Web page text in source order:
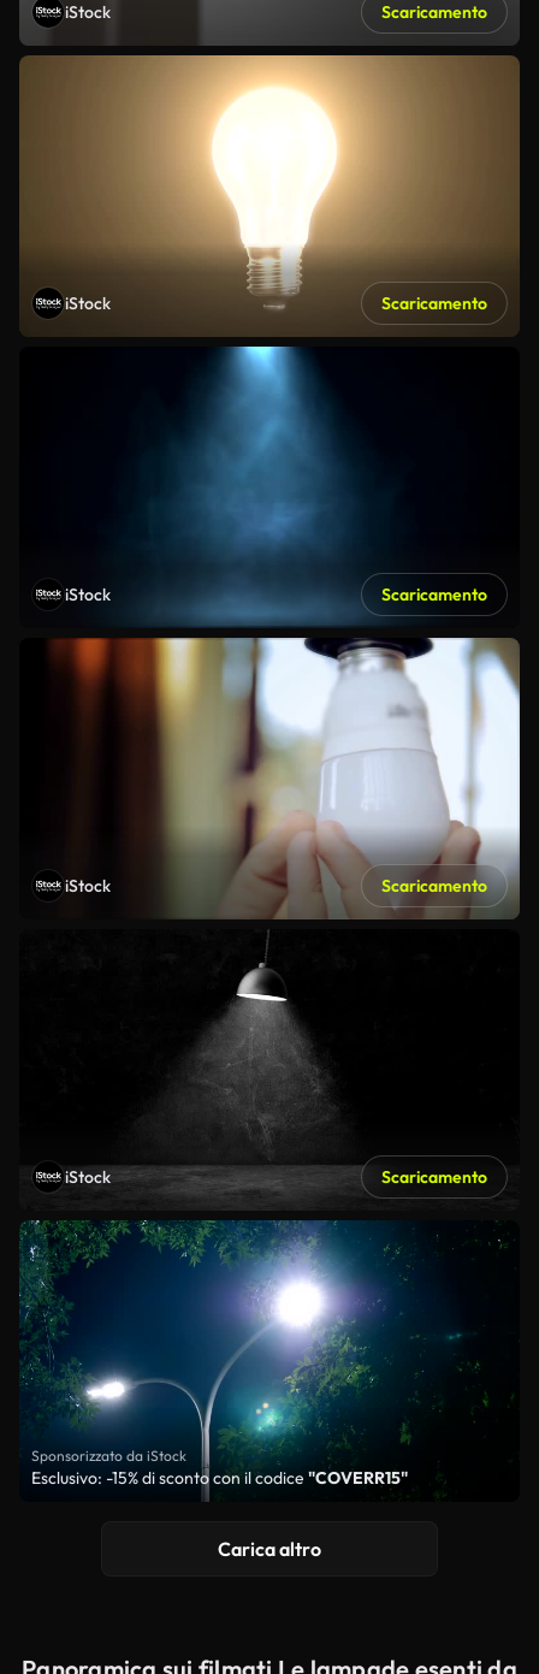
iStock Scaricamento
iStock Scaricamento
iStock Scaricamento
iStock Scaricamento
iStock Scaricamento
Sponsorizzato da iStock
Esclusivo: -15% di sconto con il codice "COVERR15"
Carica altro